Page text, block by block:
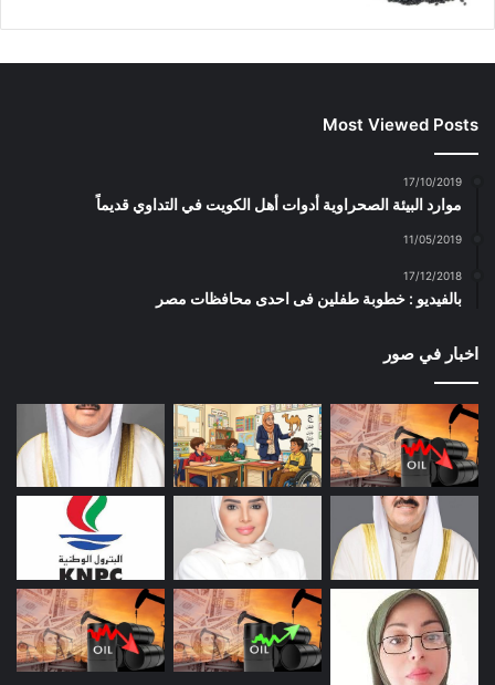
Most Viewed Posts
17/10/2019
موارد البيئة الصحراوية أدوات أهل الكويت في التداوي قديماً
11/05/2019
17/12/2018
بالفيديو : خطوبة طفلين فى احدى محافظات مصر
اخبار في صور